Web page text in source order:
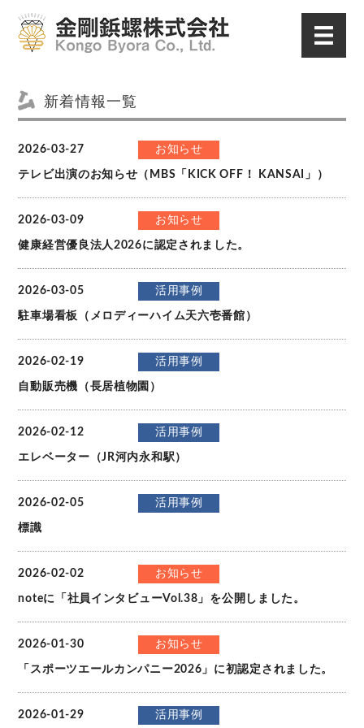
新着情報一覧
2026-03-27 お知らせ
テレビ出演のお知らせ（MBS「KICK OFF！ KANSAI」）
2026-03-09 お知らせ
健康経営優良法人2026に認定されました。
2026-03-05 活用事例
駐車場看板（メロディーハイム天六壱番館）
2026-02-19 活用事例
自動販売機（長居植物園）
2026-02-12 活用事例
エレベーター（JR河内永和駅）
2026-02-05 活用事例
標識
2026-02-02 お知らせ
noteに「社員インタビューVol.38」を公開しました。
2026-01-30 お知らせ
「スポーツエールカンパニー2026」に初認定されました。
2026-01-29 活用事例